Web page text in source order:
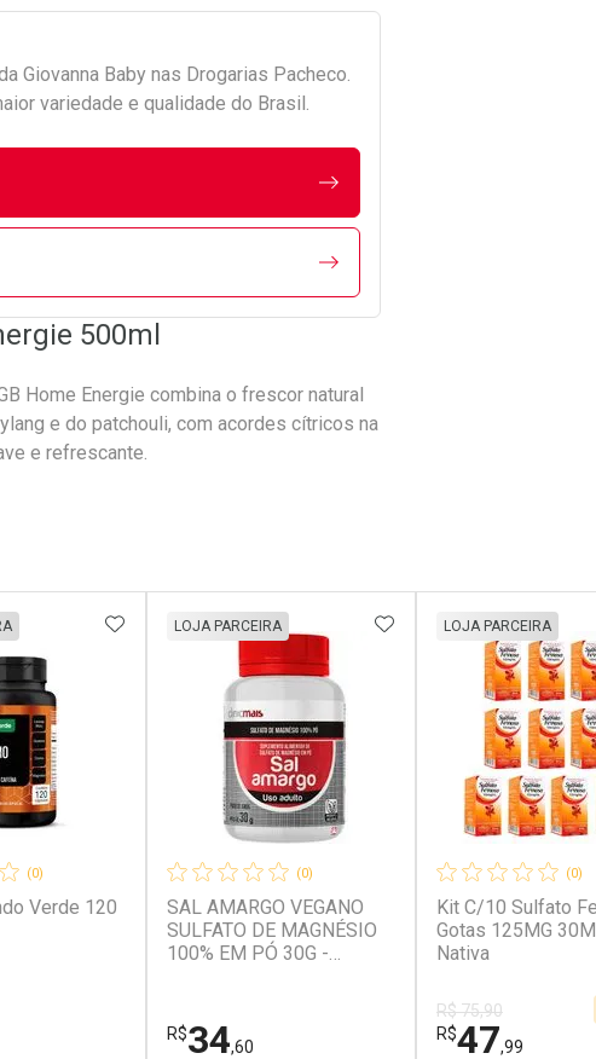
Giovanna Baby nas Drogarias Pacheco.
variedade e qualidade do Brasil.
500ml
Home Energie combina o frescor natural
e do patchouli, com acordes cítricos na
e refrescante.
(0)
Verde 120
ADICIONAR AOS FAVORITOS
(0)
SAL AMARGO VEGANO
SULFATO DE MAGNÉSIO
100% EM PÓ 30G -
LOJA PARCEIRA
R$34,60
ADICIONAR AOS
(0)
Kit C/10 Sulfato
Gotas 125MG
Nativa
LOJA PARCEIRA
R$ 75,90
R$47,99